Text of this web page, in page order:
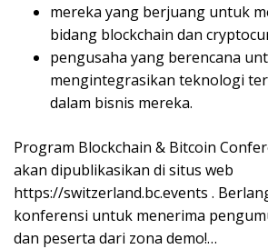
mereka yang berjuang untuk
bidang blockchain dan
pengusaha yang berencana
mengintegrasikan teknologi
dalam bisnis mereka.
Program Blockchain & Bitcoin
akan dipublikasikan di situs web
https://switzerland.bc.events .
konferensi untuk menerima
dan peserta dari zona demo!…